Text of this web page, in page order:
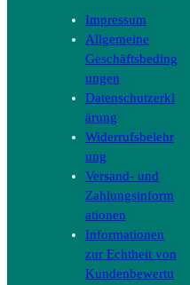
Impressum
Allgemeine
Geschäftsbeding
ungen
Datenschutzerkl
ärung
Widerrufsbelehr
ung
Versand- und
Zahlungsinform
ationen
Informationen
zur Echtheit von
Kundenbewertu